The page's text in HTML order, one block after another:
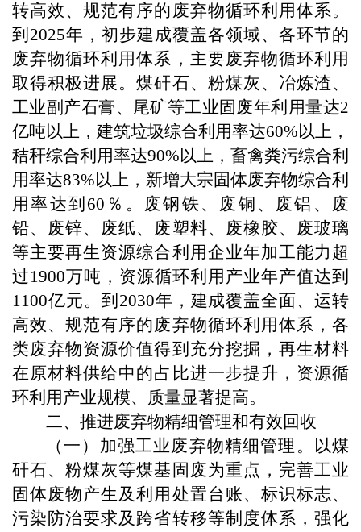
转高效、规范有序的废弃物循环利用体系。
到2025年，初步建成覆盖各领域、各环节的
废弃物循环利用体系，主要废弃物循环利用
取得积极进展。煤矸石、粉煤灰、冶炼渣、
工业副产石膏、尾矿等工业固废年利用量达2
亿吨以上，建筑垃圾综合利用率达60%以上，
秸秆综合利用率达90%以上，畜禽粪污综合利
用率达83%以上，新增大宗固体废弃物综合利
用率达到60％。废钢铁、废铜、废铝、废
铅、废锌、废纸、废塑料、废橡胶、废玻璃
等主要再生资源综合利用企业年加工能力超
过1900万吨，资源循环利用产业年产值达到
1100亿元。到2030年，建成覆盖全面、运转
高效、规范有序的废弃物循环利用体系，各
类废弃物资源价值得到充分挖掘，再生材料
在原材料供给中的占比进一步提升，资源循
环利用产业规模、质量显著提高。
二、推进废弃物精细管理和有效回收
（一）加强工业废弃物精细管理。以煤
矸石、粉煤灰等煤基固废为重点，完善工业
固体废物产生及利用处置台账、标识标志、
污染防治要求及跨省转移等制度体系，强化